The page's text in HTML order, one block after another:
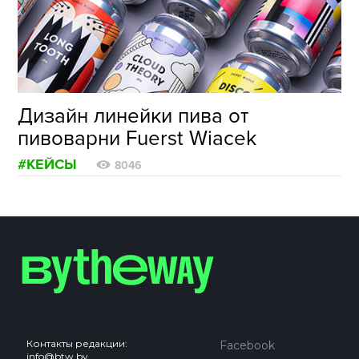
Дизайн линейки пива от
пивоварни Fuerst Wiacek
#КЕЙСЫ 8046
Контакты редакции:
info@btw.by
Facebook
ФОТОГРАФИЯ
ТИПОГРАФИКА
ИСТОРИИ БРЕНДОВ
О ПРОЕКТЕ